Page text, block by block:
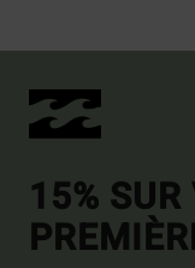
15% SUR